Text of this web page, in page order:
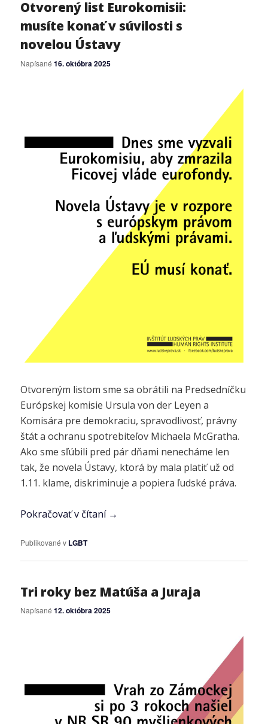
Otvorený list Eurokomisii:
musíte konať v súvilosti s
novelou Ústavy
Napísané16. októbra 2025
Otvoreným listom sme sa obrátili na Predsedníčku
Európskej komisie Ursula von der Leyen a
Komisára pre demokraciu, spravodlivosť, právny
štát a ochranu spotrebiteľov Michaela McGratha.
Ako sme sľúbili pred pár dňami nenecháme len
tak, že novela Ústavy, ktorá by mala platiť už od
1.11. klame, diskriminuje a popiera ľudské práva.
Pokračovať v čítaní →
Publikované v LGBT
Tri roky bez Matúša a Juraja
Napísané12. októbra 2025